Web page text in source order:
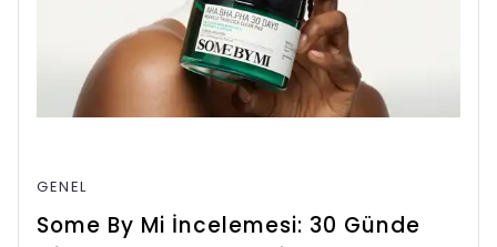
GENEL
Some By Mi İncelemesi: 30 Günde